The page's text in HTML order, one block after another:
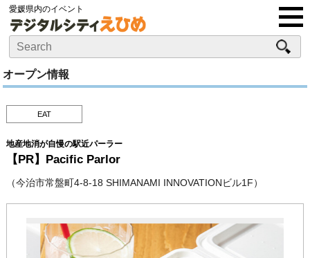
愛媛県内のイベント
オープン情報
EAT
地産地消が自慢の駅近パーラー
【PR】Pacific Parlor
（今治市常盤町4-8-18 SHIMANAMI INNOVATIONビル1F）